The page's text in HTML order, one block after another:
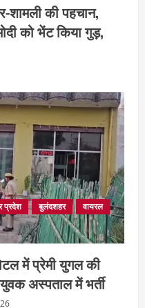
की पहचान,
को भेंट किया गुड़,
प्रदेश बुलंदशहर
वायरल
में प्रेमी युगल की
अस्पताल में भर्ती